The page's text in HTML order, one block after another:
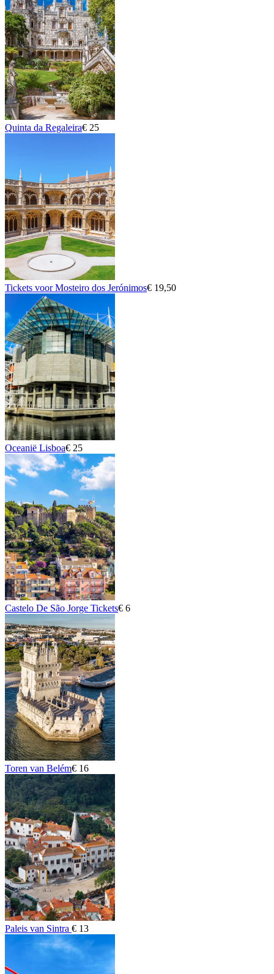
Quinta da Regaleira€ 25
Tickets voor Mosteiro dos Jerónimos€ 19,50
Oceanië Lisboa€ 25
Castelo De São Jorge Tickets€ 6
Toren van Belém€ 16
Paleis van Sintra € 13